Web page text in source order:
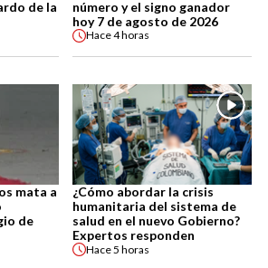
de la
número y el signo ganador
hoy 7 de agosto de 2026
Hace4 horas
mata a
de
¿Cómo abordar la crisis
humanitaria del sistema de
salud en el nuevo Gobierno?
Expertos responden
Hace5 horas